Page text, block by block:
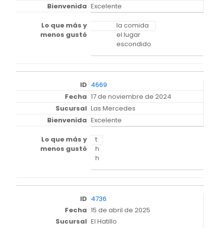
Excelente
la comida
el lugar
escondido
4669
17 de noviembre de 2024
Las Mercedes
Excelente
t
h
h
4736
15 de abril de 2025
El Hatillo